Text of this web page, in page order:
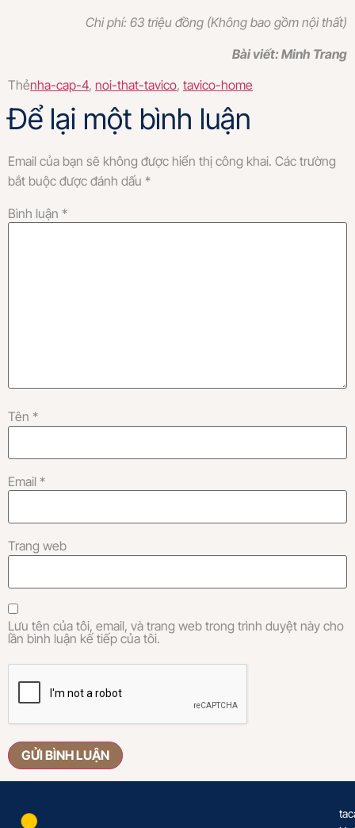
Chi phí: 63 triệu đồng (Không bao gồm nội thất)
Bài viết: Minh Trang
Thẻnha-cap-4, noi-that-tavico, tavico-home
Để lại một bình luận
Email của bạn sẽ không được hiển thị công khai. Các trường
bắt buộc được đánh dấu *
Bình luận *
Tên *
Email *
Trang web
Lưu tên của tôi, email, và trang web trong trình duyệt này cho
lần bình luận kế tiếp của tôi.